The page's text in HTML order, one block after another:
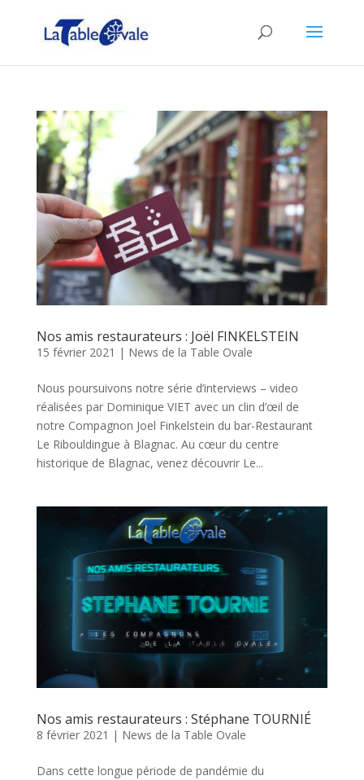
Nos amis restaurateurs : Joël FINKELSTEIN
15 février 2021 | News de la Table Ovale
Nous poursuivons notre série d’interviews – video
réalisées par Dominique VIET avec un clin d’œil de
notre Compagnon Joel Finkelstein du bar-Restaurant
Le Ribouldingue à Blagnac. Au cœur du centre
historique de Blagnac, venez découvrir Le...
Nos amis restaurateurs : Stéphane TOURNIÉ
8 février 2021 | News de la Table Ovale
Dans cette longue période de pandémie du